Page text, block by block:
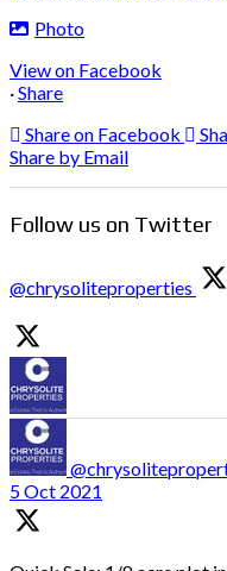
Photo
View on Facebook
·Share
Share on Facebook
Share by Email
Follow us on Twitter
@chrysoliteproperties
5 Oct 2021